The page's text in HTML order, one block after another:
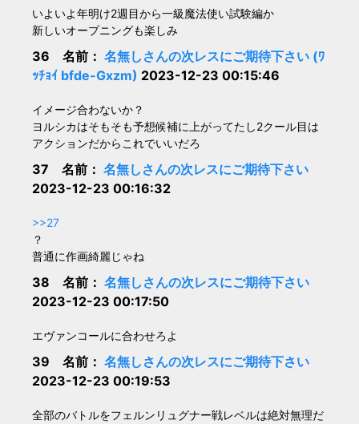
いよいよ年明け2週目から一級魔法使い試験編か
新しいオープニングも楽しみ
36 名前： 名無しさんの次レスにご期待下さい (ﾜ
ｯﾁｮｲ bfde-Gxzm) 2023-12-23 00:15:46
イメージ合わないか？
ヨルシカはそもそも予想候補に上がってたし2クール目は
アクションだからこれでいいだろ
37 名前： 名無しさんの次レスにご期待下さい
2023-12-23 00:16:32
>>27
？
普通に作画綺麗じゃね
38 名前： 名無しさんの次レスにご期待下さい
2023-12-23 00:17:50
エヴァンコールに合わせろよ
39 名前： 名無しさんの次レスにご期待下さい
2023-12-23 00:19:53
全部のバトルをフェルンリュグナー戦レベルは絶対無理だ